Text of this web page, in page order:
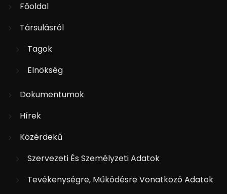
Főoldal
Társulásról
Tagok
Elnökség
Dokumentumok
Hírek
Közérdekű
Szervezeti És Személyzeti Adatok
Tevékenységre, Működésre Vonatkozó Adatok